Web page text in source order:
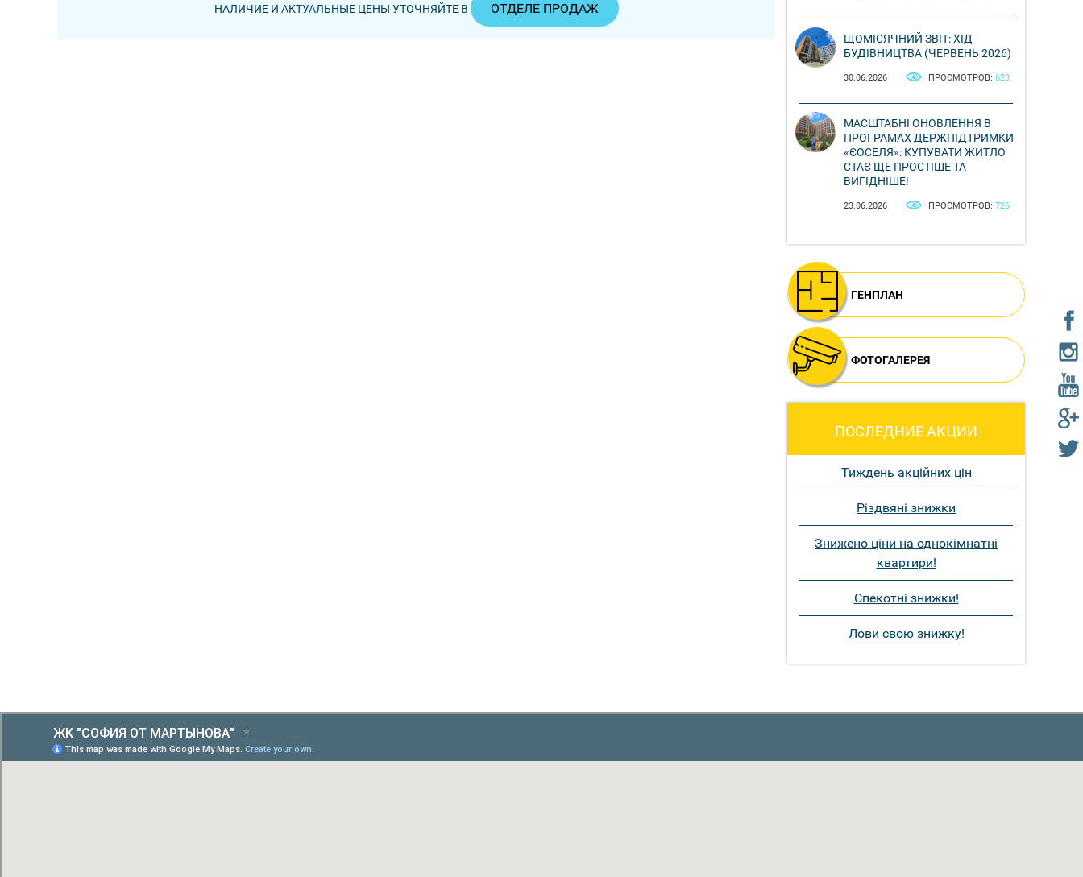
НАЛИЧИЕ И АКТУАЛЬНЫЕ ЦЕНЫ УТОЧНЯЙТЕ В ОТДЕЛЕ ПРОДАЖ
ЩОМІСЯЧНИЙ ЗВІТ: ХІД
БУДІВНИЦТВА (ЧЕРВЕНЬ 2026)
30.06.2026 ПРОСМОТРОВ: 623
МАСШТАБНІ ОНОВЛЕННЯ В
ПРОГРАМАХ ДЕРЖПІДТРИМКИ
«ЄОСЕЛЯ»: КУПУВАТИ ЖИТЛО
СТАЄ ЩЕ ПРОСТІШЕ ТА
ВИГІДНІШЕ!
23.06.2026 ПРОСМОТРОВ: 726
ГЕНПЛАН
ФОТОГАЛЕРЕЯ
ПОСЛЕДНИЕ АКЦИИ
Тиждень акційних цін
Різдвяні знижки
Знижено ціни на однокімнатні
квартири!
Спекотні знижки!
Лови свою знижку!